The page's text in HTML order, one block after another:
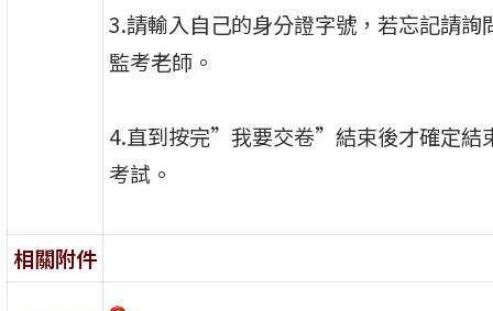
3.請輸入自己的身分證字號，若忘記請詢
監考老師。
4.直到按完”我要交卷”結束後才確定結
考試。
相關附件